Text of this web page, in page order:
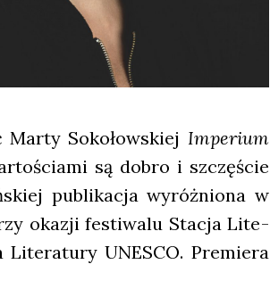
Soko­łow­skiej Impe­rium
są dobro i szczę­ście
publi­ka­cja wyróż­nio­na w
oka­zji festi­wa­lu Sta­cja Lite­
UNESCO. Pre­mie­ra